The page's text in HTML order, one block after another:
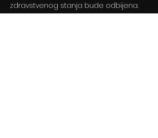
zdravstvenog stanja bude odbijena.